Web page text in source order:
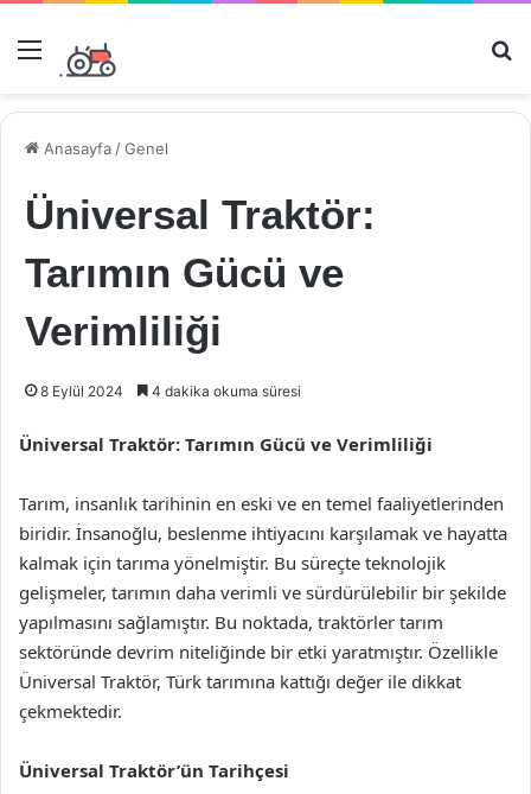
Menü
Anasayfa /Genel
Üniversal Traktör:
Tarımın Gücü ve
Verimliliği
8 Eylül 2024 4 dakika okuma süresi
Üniversal Traktör: Tarımın Gücü ve Verimliliği
Tarım, insanlık tarihinin en eski ve en temel faaliyetlerinden
biridir. İnsanoğlu, beslenme ihtiyacını karşılamak ve hayatta
kalmak için tarıma yönelmiştir. Bu süreçte teknolojik
gelişmeler, tarımın daha verimli ve sürdürülebilir bir şekilde
yapılmasını sağlamıştır. Bu noktada, traktörler tarım
sektöründe devrim niteliğinde bir etki yaratmıştır. Özellikle
Üniversal Traktör, Türk tarımına kattığı değer ile dikkat
çekmektedir.
Üniversal Traktör’ün Tarihçesi